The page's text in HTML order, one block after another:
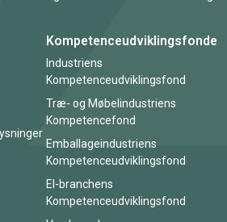
Kompetenceudviklingsfonde
Industriens
Kompetenceudviklingsfond
Træ- og Møbelindustriens
Kompetencefond
Emballageindustriens
Kompetenceudviklingsfond
El-branchens
Kompetenceudviklingsfond